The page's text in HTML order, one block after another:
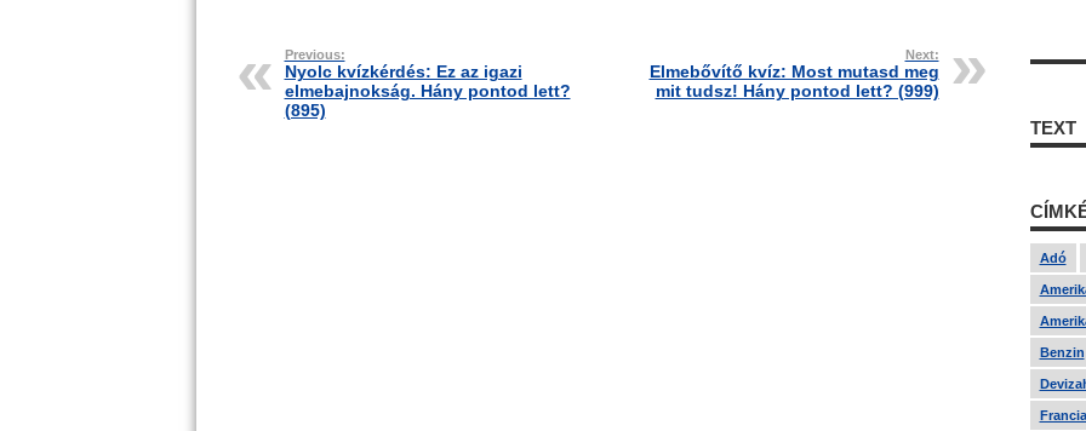
Previous:
Nyolc kvízkérdés: Ez az igazi
elmebajnokság. Hány pontod lett?
(895)
Next:
Elmebővítő kvíz: Most mutasd meg
mit tudsz! Hány pontod lett? (999)
TEXT
Adó
Benzin